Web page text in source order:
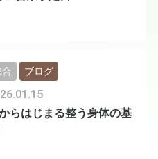
らはじまる整う身体の基
ブログ